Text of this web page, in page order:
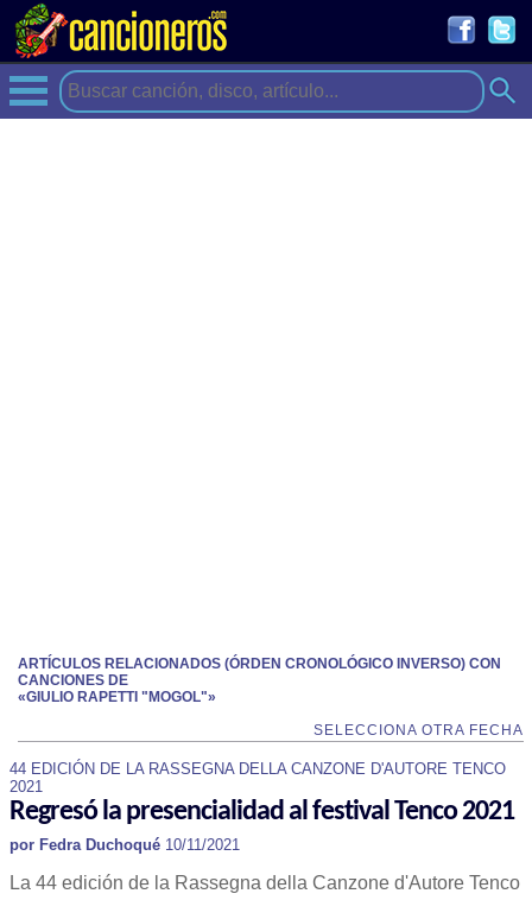
ARTÍCULOS RELACIONADOS (ÓRDEN CRONOLÓGICO INVERSO) CON
CANCIONES DE
«GIULIO RAPETTI "MOGOL"»
SELECCIONA OTRA FECHA
44 EDICIÓN DE LA RASSEGNA DELLA CANZONE D'AUTORE TENCO
2021
Regresó la presencialidad al festival Tenco 2021
por Fedra Duchoqué 10/11/2021
La 44 edición de la Rassegna della Canzone d'Autore Tenco